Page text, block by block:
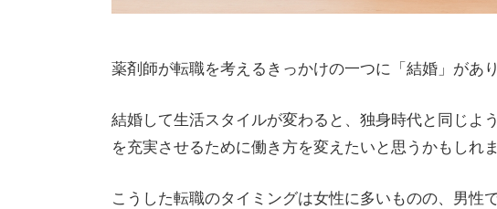
薬剤師が転職を考えるきっかけの一つに「結婚」があり
結婚して生活スタイルが変わると、独身時代と同じよ
を充実させるために働き方を変えたいと思うかもしれま
こうした転職のタイミングは女性に多いものの、男性